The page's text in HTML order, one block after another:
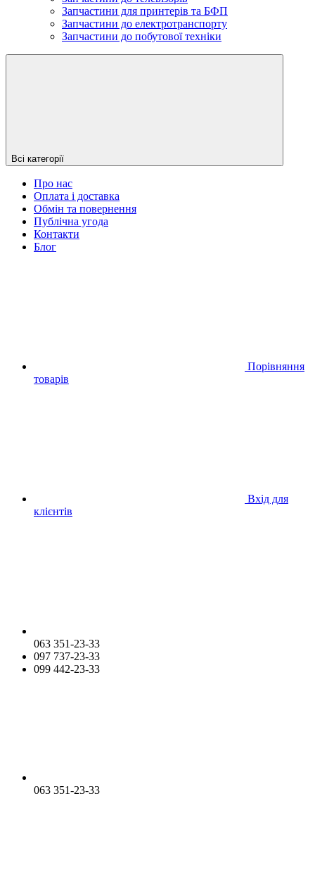
Запчастини для принтерів та БФП
Запчастини до електротранспорту
Запчастини до побутової техніки
Всі категорії
Про нас
Оплата і доставка
Обмін та повернення
Публічна угода
Контакти
Блог
Порівняння
товарів
Вхід для
клієнтів
063 351-23-33
097 737-23-33
099 442-23-33
063 351-23-33